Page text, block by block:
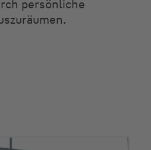
persönliche